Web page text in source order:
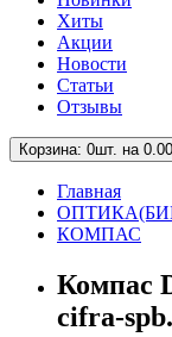
Хиты
Акции
Новости
Статьи
Отзывы
Корзина: 0шт. на
Главная
КОМПАС
Компас
cifra-